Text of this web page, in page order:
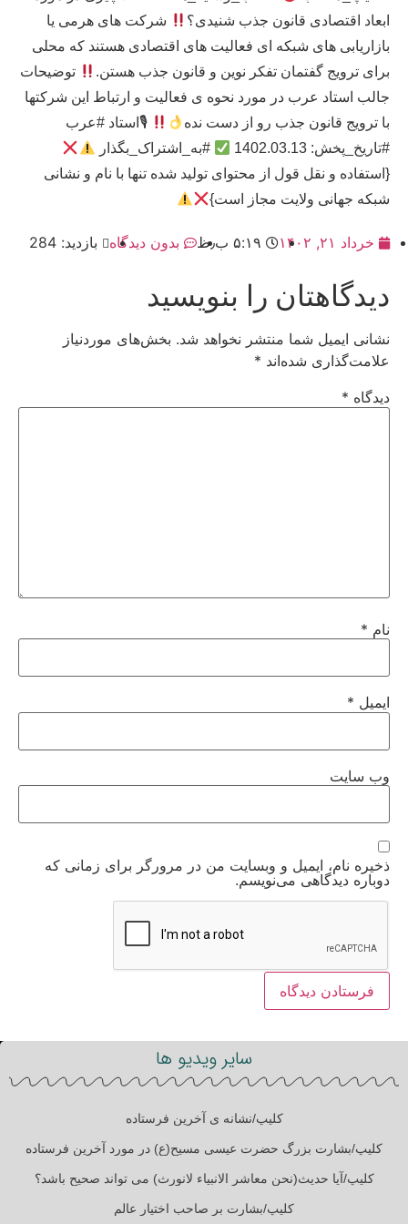
ابعاد اقتصادی قانون جذب شنیدی؟
شرکت های هرمی یا
بازاریابی های شبکه ای فعالیت های اقتصادی هستند که محلی
برای ترویج گفتمان تفکر نوین و قانون جذب هستن.
توضیحات
جالب استاد عرب در مورد نحوه ی فعالیت و ارتباط این شرکتها
با ترویج قانون جذب رو از دست نده
🎙استاد #عرب
#تاریخ_پخش: 1402.03.13
#به_اشتراک_بگذار
{استفاده و نقل قول از محتوای تولید شده تنها با نام و نشانی
شبکه جهانی ولایت مجاز است}
خرداد ۲۱, ۱۴۰۲ ۵:۱۹ ب٫ظ بدون دیدگاه بازدید: 284
دیدگاهتان را بنویسید
نشانی ایمیل شما منتشر نخواهد شد. بخش‌های موردنیاز
علامت‌گذاری شده‌اند *
دیدگاه *
نام *
ایمیل *
وب‌ سایت
ذخیره نام، ایمیل و وبسایت من در مرورگر برای زمانی که
دوباره دیدگاهی می‌نویسم.
سایر ویدیو ها
کلیپ/نشانه ی آخرین فرستاده
کلیپ/بشارت بزرگ حضرت عیسی مسیح(ع) در مورد آخرین فرستاده
کلیپ/آیا حدیث(نحن معاشر الانبیاء لانورث) می تواند صحیح باشد؟
کلیپ/بشارت بر صاحب اختیار عالم